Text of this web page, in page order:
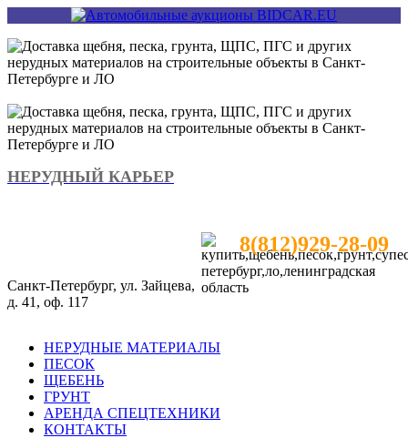
НЕРУДНЫЙ КАРЬЕР
Санкт-Петербург, ул. Зайцева,
д. 41, оф. 117
8(812)929-28-09
НЕРУДНЫЕ МАТЕРИАЛЫ
ПЕСОК
ЩЕБЕНЬ
ГРУНТ
АРЕНДА СПЕЦТЕХНИКИ
КОНТАКТЫ